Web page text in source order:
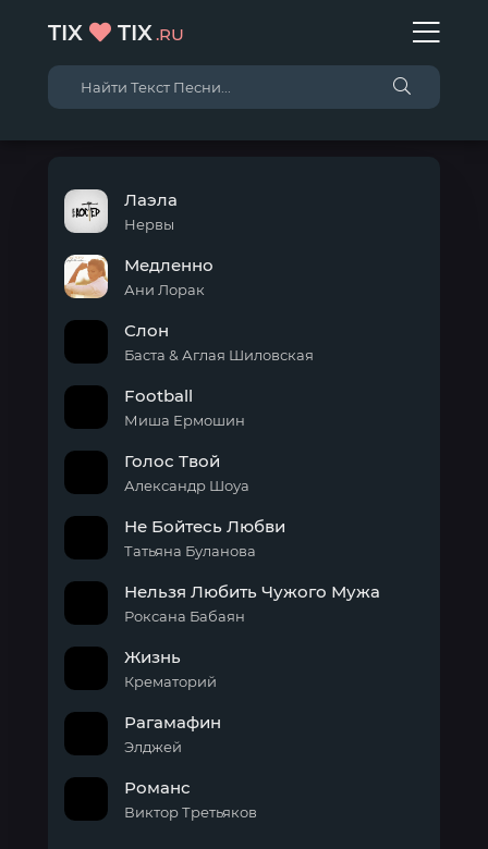
TIX TIX.RU
Лаэла
Нервы
Медленно
Ани Лорак
Слон
Баста & Аглая Шиловская
Football
Миша Ермошин
Голос Твой
Александр Шоуа
Не Бойтесь Любви
Татьяна Буланова
Нельзя Любить Чужого Мужа
Роксана Бабаян
Жизнь
Крематорий
Рагамафин
Элджей
Романс
Виктор Третьяков